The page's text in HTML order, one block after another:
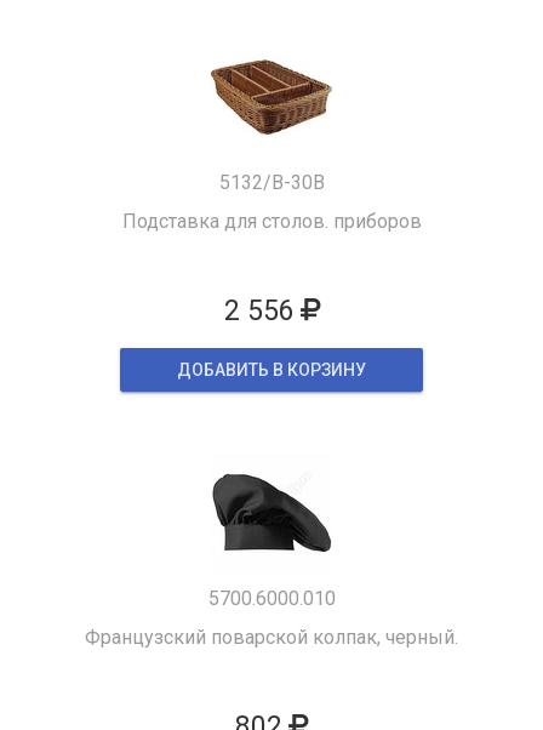
5132/B-30B
Подставка для столов. приборов
2 556
ДОБАВИТЬ В КОРЗИНУ
5700.6000.010
Французский поварской колпак, черный.